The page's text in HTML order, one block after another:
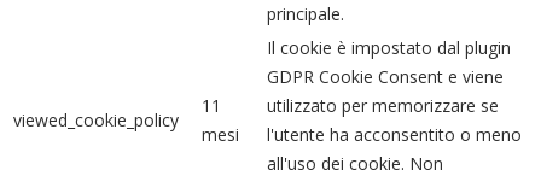
principale.
viewed_cookie_policy
11
mesi
Il cookie è impostato dal plugin
GDPR Cookie Consent e viene
utilizzato per memorizzare se
l'utente ha acconsentito o meno
all'uso dei cookie. Non